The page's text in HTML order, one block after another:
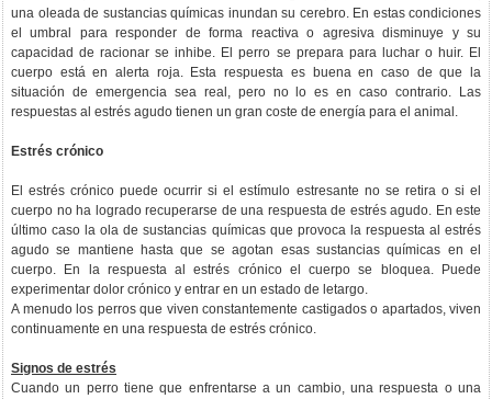
una oleada de sustancias químicas inundan su cerebro. En estas condiciones
el umbral para responder de forma reactiva o agresiva disminuye y su
capacidad de racionar se inhibe. El perro se prepara para luchar o huir. El
cuerpo está en alerta roja. Esta respuesta es buena en caso de que la
situación de emergencia sea real, pero no lo es en caso contrario. Las
respuestas al estrés agudo tienen un gran coste de energía para el animal.
Estrés crónico
El estrés crónico puede ocurrir si el estímulo estresante no se retira o si el
cuerpo no ha logrado recuperarse de una respuesta de estrés agudo. En este
último caso la ola de sustancias químicas que provoca la respuesta al estrés
agudo se mantiene hasta que se agotan esas sustancias químicas en el
cuerpo. En la respuesta al estrés crónico el cuerpo se bloquea. Puede
experimentar dolor crónico y entrar en un estado de letargo.
A menudo los perros que viven constantemente castigados o apartados, viven
continuamente en una respuesta de estrés crónico.
Signos de estrés
Cuando un perro tiene que enfrentarse a un cambio, una respuesta o una